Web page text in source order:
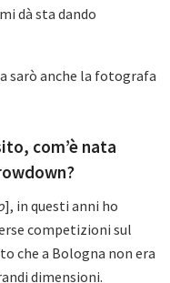
dà sta dando
sarò anche la fotografa
com’è nata
], in questi anni ho
competizioni sul
che a Bologna non era
dimensioni.